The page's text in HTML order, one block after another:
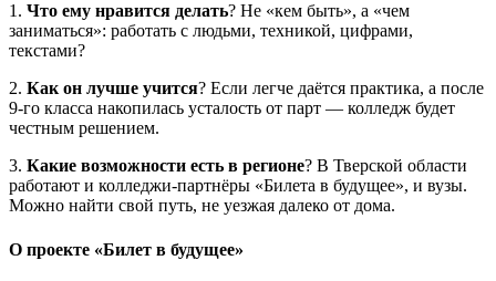
1. Что ему нравится делать? Не «кем быть», а «чем
заниматься»: работать с людьми, техникой, цифрами,
текстами?
2. Как он лучше учится? Если легче даётся практика, а после
9-го класса накопилась усталость от парт — колледж будет
честным решением.
3. Какие возможности есть в регионе? В Тверской области
работают и колледжи-партнёры «Билета в будущее», и вузы.
Можно найти свой путь, не уезжая далеко от дома.
О проекте «Билет в будущее»